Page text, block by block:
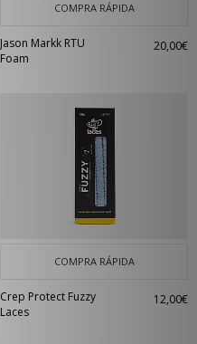
COMPRA RÁPIDA
Jason Markk RTU
Foam
20,00€
COMPRA RÁPIDA
Crep Protect Fuzzy
Laces
12,00€